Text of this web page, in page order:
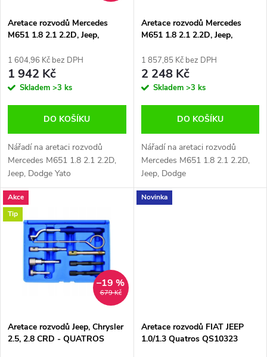
p
r
o
u
k
t
s
p
r
o
d
u
k
t
Aretace rozvodů Mercedes
M651 1.8 2.1 2.2D, Jeep,
1 604,96 Kč bez DPH
1 942 Kč
Skladem >3 ks
DO KOŠÍKU
Nářadí na aretaci rozvodů
Mercedes M651 1.8 2.1 2.2D,
Jeep, Dodge Yato
Aretace rozvodů Mercedes
M651 1.8 2.1 2.2D, Jeep,
1 857,85 Kč bez DPH
2 248 Kč
Skladem >3 ks
DO KOŠÍKU
Nářadí na aretaci rozvodů
Mercedes M651 1.8 2.1 2.2D,
Jeep, Dodge
Akce
Tip
679 Kč
–19 %
Aretace rozvodů Jeep, Chrysler
2.5, 2.8 CRD - QUATROS
Novinka
Aretace rozvodů FIAT JEEP
1.0/1.3 Quatros QS10323